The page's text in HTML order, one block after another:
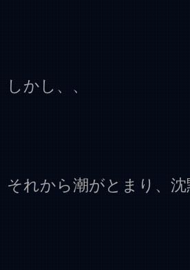
しかし、、
それから潮がとまり、